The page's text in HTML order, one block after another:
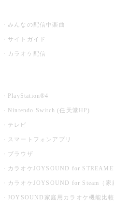
みんなの配信中楽曲
サイトガイド
カラオケ配信
PlayStation®4
Nintendo Switch (任天堂HP)
テレビ
スマートフォンアプリ
ブラウザ
カラオケJOYSOUND for
カラオケJOYSOUND for Steam（家
JOYSOUND家庭用カラオケ機能比較